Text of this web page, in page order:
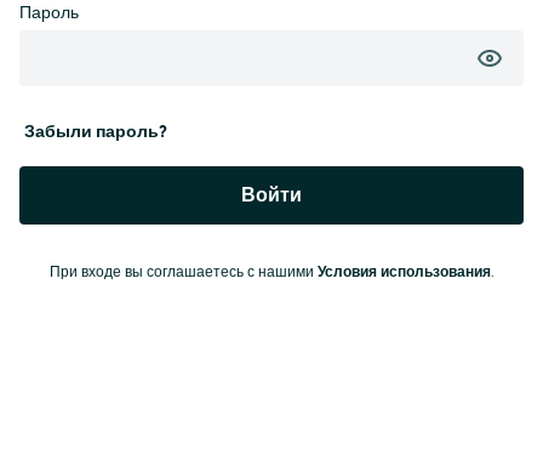
Пароль
Забыли пароль?
Войти
При входе вы соглашаетесь с нашими Условия использования.